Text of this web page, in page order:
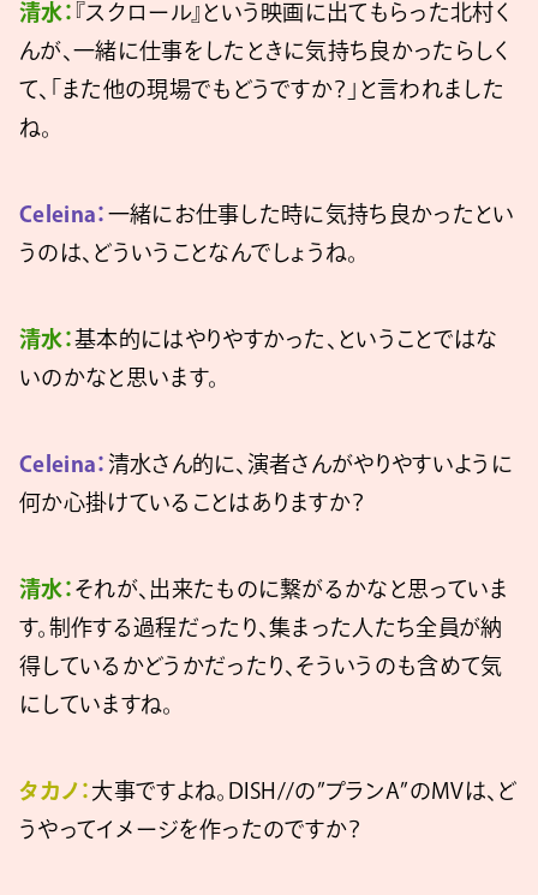
清水： 『スクロール』という映画に出てもらった北村く
んが、一緒に仕事をしたときに気持ち良かったらしく
て、「また他の現場でもどうですか？」と言われました
ね。
Celeina： 一緒にお仕事した時に気持ち良かったとい
うのは、どういうことなんでしょうね。
清水：基本的にはやりやすかった、ということではな
いのかなと思います。
Celeina： 清水さん的に、演者さんがやりやすいように
何か心掛けていることはありますか？
清水： それが、出来たものに繋がるかなと思っていま
す。制作する過程だったり、集まった人たち全員が納
得しているかどうかだったり、そういうのも含めて気
にしていますね。
タカノ： 大事ですよね。DISH//の”プランA”のMVは、ど
うやってイメージを作ったのですか？